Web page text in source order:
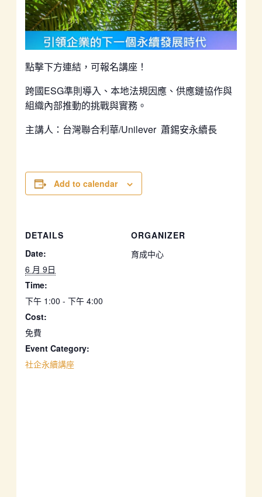
點擊下方連結，可報名講座！
跨國ESG準則導入、本地法規因應、供應鏈協作與
組織內部推動的挑戰與實務。
主講人：台灣聯合利華/Unilever 蕭錫安永續長
Add to calendar
DETAILS
Date:
6 月 9日
Time:
下午 1:00 - 下午 4:00
Cost:
免費
Event Category:
社企永續講座
ORGANIZER
育成中心